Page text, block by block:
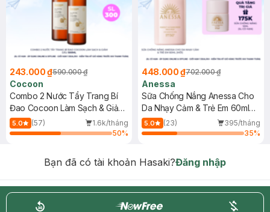
243.000 ₫590.000 ₫
Cocoon
Combo 2 Nước Tẩy Trang Bí
Đao Cocoon Làm Sạch & Giảm
Dầu 500ml
5.0 (57)
1.6k/tháng
50%
448.000 ₫702.000 ₫
Anessa
Sữa Chống Nắng Anessa Cho
Da Nhạy Cảm & Trẻ Em 60ml
(Mới)
5.0 (23)
395/tháng
35%
Bạn đã có tài khoản Hasaki?Đăng nhập